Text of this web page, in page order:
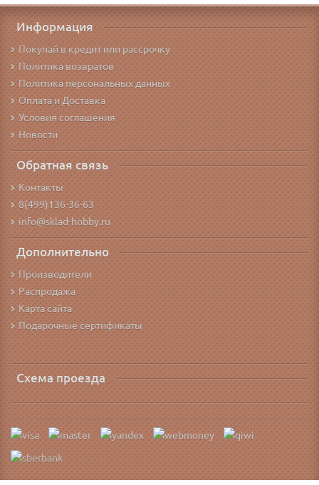
Информация
Покупай в кредит или рассрочку
Политика возвратов
Политика персональных данных
Оплата и Доставка
Условия соглашения
Новости
Обратная связь
Контакты
8(499)136-36-63
info@sklad-hobby.ru
Дополнительно
Производители
Распродажа
Карта сайта
Подарочные сертификаты
Схема проезда